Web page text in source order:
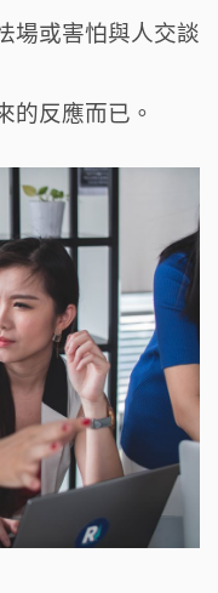
場或害怕與人交談
的反應而已。